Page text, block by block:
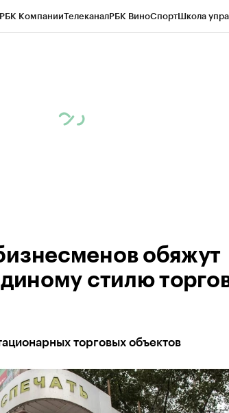
РБК КомпанииТелеканалРБК ВиноСпортШкола
обяжут
стилю
торговых объектов